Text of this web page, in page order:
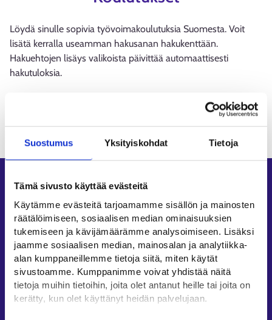
Suostumus Yksityiskohdat Tietoja
Tämä sivusto käyttää evästeitä
Käytämme evästeitä tarjoamamme sisällön ja mainosten
räätälöimiseen, sosiaalisen median ominaisuuksien
tukemiseen ja kävijämäärämme analysoimiseen. Lisäksi
jaamme sosiaalisen median, mainosalan ja analytiikka-
alan kumppaneillemme tietoja siitä, miten käytät
sivustoamme. Kumppanimme voivat yhdistää näitä
tietoja muihin tietoihin, joita olet antanut heille tai joita on
kerätty, kun olet käyttänyt heidän palvelujaan.
Löydä sinulle sopivia työvoimakoulutuksia Suomesta. Voit
lisätä kerralla useamman hakusanan hakukenttään.
Hakuehtojen lisäys valikoista päivittää automaattisesti
hakutuloksia.
Oikopolut
Asiointi
Oma työpolku
Työnhakuprofiili
Avoimet työpaikat
Tietoa muilla kielillä
Asiakaspalvelu